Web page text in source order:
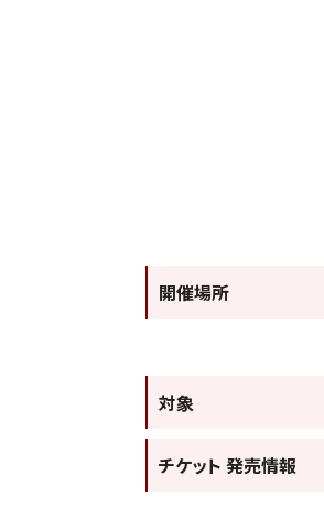
開催場所
対象
チケット 発売情報